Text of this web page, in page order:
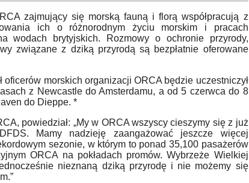
zajmujący się morskąfauną i florą współpracują z
ich o różnorodnym życiu morskim i pracach
wodach brytyjskich. Rozmowy o ochronie przyrody,
związane z dziką przyrodą są bezpłatnie oferowane
oficerów morskich organizacji ORCA będzie uczestniczył
z Newcastle do Amsterdamu, a od 5 czerwca do 8
do Dieppe. *
powiedział: „My w ORCA wszyscy cieszymy się z już
Mamy nadzieję zaangażować jeszcze więcej
sezonie, w którym to ponad 35,100 pasażerów
ORCA na pokładach promów. Wybrzeże Wielkiej
nieznaną dziką przyrodę i nie możemy się